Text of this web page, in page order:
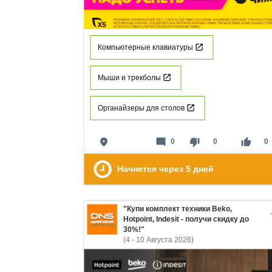
Компьютерные клавиатуры
Мыши и трекболы
Органайзеры для столов
place thumb_down 0 thumb_up 0
mode_comment 0
Начнется через 5 дней
"Купи комплект техники Beko,
Hotpoint, Indesit - получи скидку до
30%!"
(4 - 10 Августа 2026)